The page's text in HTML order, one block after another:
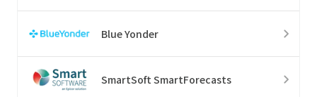
Blue Yonder
SmartSoft SmartForecasts